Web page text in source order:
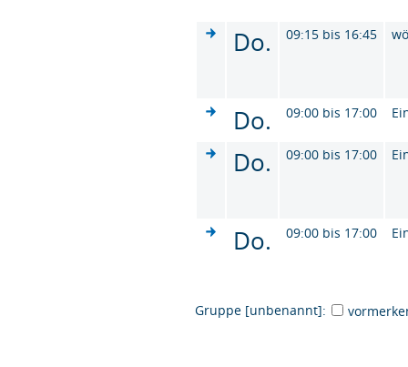
Do. 09:15 bis 16:45
Do. 09:00 bis 17:00
Do. 09:00 bis 17:00
Do. 09:00 bis 17:00
Gruppe [unbenannt]: